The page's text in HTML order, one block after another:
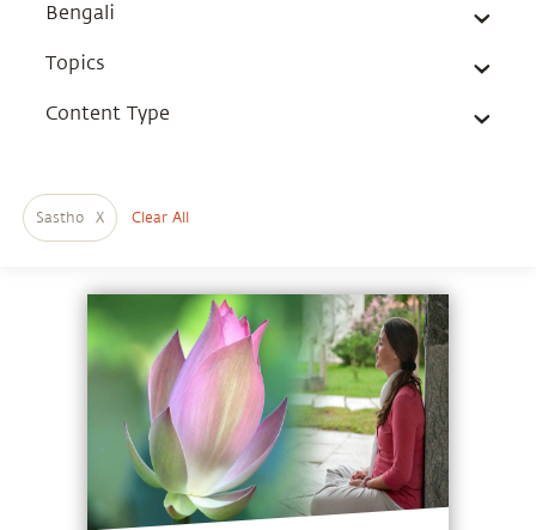
Bengali
Topics
Content Type
Sastho X Clear All